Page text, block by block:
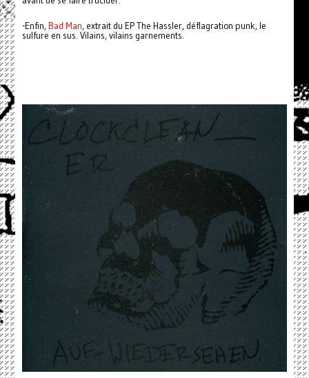
-Enfin,Bad Man, extrait du EP The Hassler, déflagration punk, le
sulfure en sus. Vilains, vilains garnements.